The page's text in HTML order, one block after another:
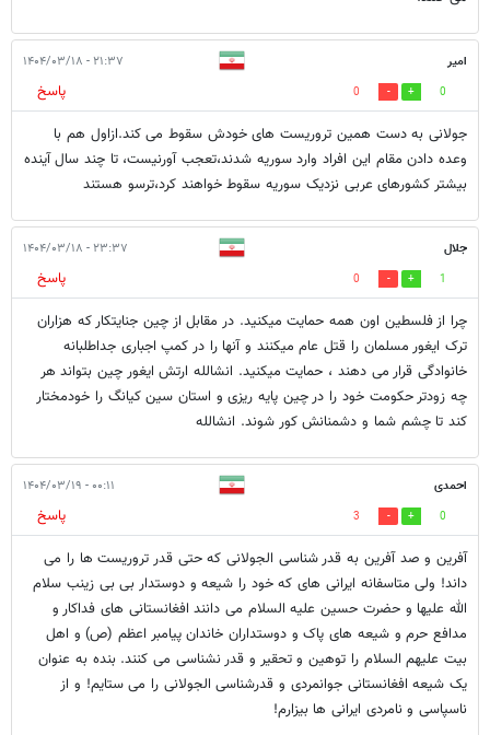
امیر ۲۱:۳۷ - ۱۴۰۴/۰۳/۱۸
0
0
پاسخ
جولانی به دست همین تروریست های خودش سقوط می کند.ازاول هم با
وعده دادن مقام این افراد وارد سوریه شدند،تعجب آورنیست، تا چند سال آینده
بیشتر کشورهای عربی نزدیک سوریه سقوط خواهند کرد،ترسو هستند
جلال ۲۳:۳۷ - ۱۴۰۴/۰۳/۱۸
1
0
پاسخ
چرا از فلسطین اون همه حمایت میکنید. در مقابل از چین جنایتکار که هزاران
ترک ایغور مسلمان را قتل عام میکنند و آنها را در کمپ اجباری جداطلبانه
خانوادگی قرار می دهند ، حمایت میکنید. انشالله ارتش ایغور چین بتواند هر
چه زودتر حکومت خود را در چین پایه ریزی و استان سین کیانگ را خودمختار
کند تا چشم شما و دشمنانش کور شوند. انشالله
احمدی ۰۰:۱۱ - ۱۴۰۴/۰۳/۱۹
0
3
پاسخ
آفرین و صد آفرین به قدر شناسی الجولانی که حتی قدر تروریست ها را می
داند! ولی متاسفانه ایرانی های که خود را شیعه و دوستدار بی بی زینب سلام
الله علیها و حضرت حسین علیه السلام می دانند افغانستانی های فداکار و
مدافع حرم و شیعه های پاک و دوستداران خاندان پیامبر اعظم (ص) و اهل
بیت علیهم السلام را توهین و تحقیر و قدر نشناسی می کنند. بنده به عنوان
یک شیعه افغانستانی جوانمردی و قدرشناسی الجولانی را می ستایم! و از
ناسپاسی و نامردی ایرانی ها بیزارم!